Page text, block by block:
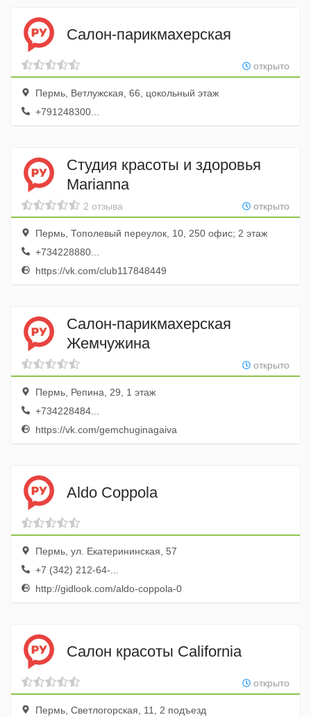
Салон-парикмахерская
открыто
Пермь, Ветлужская, 66, цокольный этаж
+791248300...
Студия красоты и здоровья
Marianna
открыто
2 отзыва
Пермь, Тополевый переулок, 10, 250 офис; 2 этаж
+734228880...
https://vk.com/club117848449
Салон-парикмахерская
Жемчужина
открыто
Пермь, Репина, 29, 1 этаж
+734228484...
https://vk.com/gemchuginagaiva
Aldo Coppola
Пермь, ул. Екатерининская, 57
+7 (342) 212-64-...
http://gidlook.com/aldo-coppola-0
Салон красоты California
открыто
Пермь, Светлогорская, 11, 2 подъезд